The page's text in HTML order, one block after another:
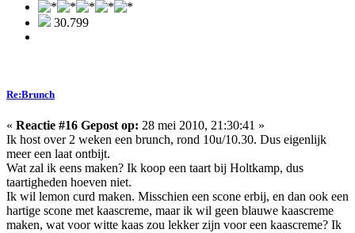
30.799
Re:Brunch
« Reactie #16 Gepost op: 28 mei 2010, 21:30:41 »
Ik host over 2 weken een brunch, rond 10u/10.30. Dus eigenlijk
meer een laat ontbijt.
Wat zal ik eens maken? Ik koop een taart bij Holtkamp, dus
taartigheden hoeven niet.
Ik wil lemon curd maken. Misschien een scone erbij, en dan ook een
hartige scone met kaascreme, maar ik wil geen blauwe kaascreme
maken, wat voor witte kaas zou lekker zijn voor een kaascreme? Ik